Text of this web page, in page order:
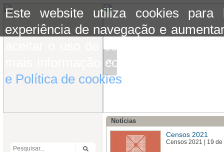
Este website utiliza cookies para
experiência de navegação e
aceitar o uso de cookies basta
mais informação consulte a
e Política de cookies
«
Notícias
Censos 2021
Censos 2021 | 19